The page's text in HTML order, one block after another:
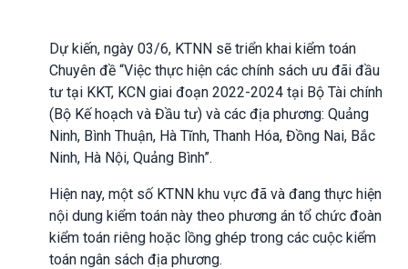
Dự kiến, ngày 03/6, KTNN sẽ triển khai kiểm toán
Chuyên đề “Việc thực hiện các chính sách ưu đãi đầu
tư tại KKT, KCN giai đoạn 2022-2024 tại Bộ Tài chính
(Bộ Kế hoạch và Đầu tư) và các địa phương: Quảng
Ninh, Bình Thuận, Hà Tĩnh, Thanh Hóa, Đồng Nai, Bắc
Ninh, Hà Nội, Quảng Bình”.
Hiện nay, một số KTNN khu vực đã và đang thực hiện
nội dung kiểm toán này theo phương án tổ chức đoàn
kiểm toán riêng hoặc lồng ghép trong các cuộc kiểm
toán ngân sách địa phương.